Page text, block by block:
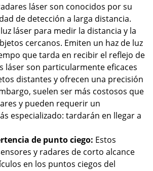
láser son conocidos por su
de detección a larga distancia.
láser para medir la distancia y la
cercanos. Emiten un haz de luz
que tarda en recibir el reflejo de
láser son particularmente eficaces
distantes y ofrecen una precisión
suelen ser más costosos que
y pueden requerir un
especializado: tardarán en llegar a
de punto ciego: Estos
y radares de corto alcance
en los puntos ciegos del